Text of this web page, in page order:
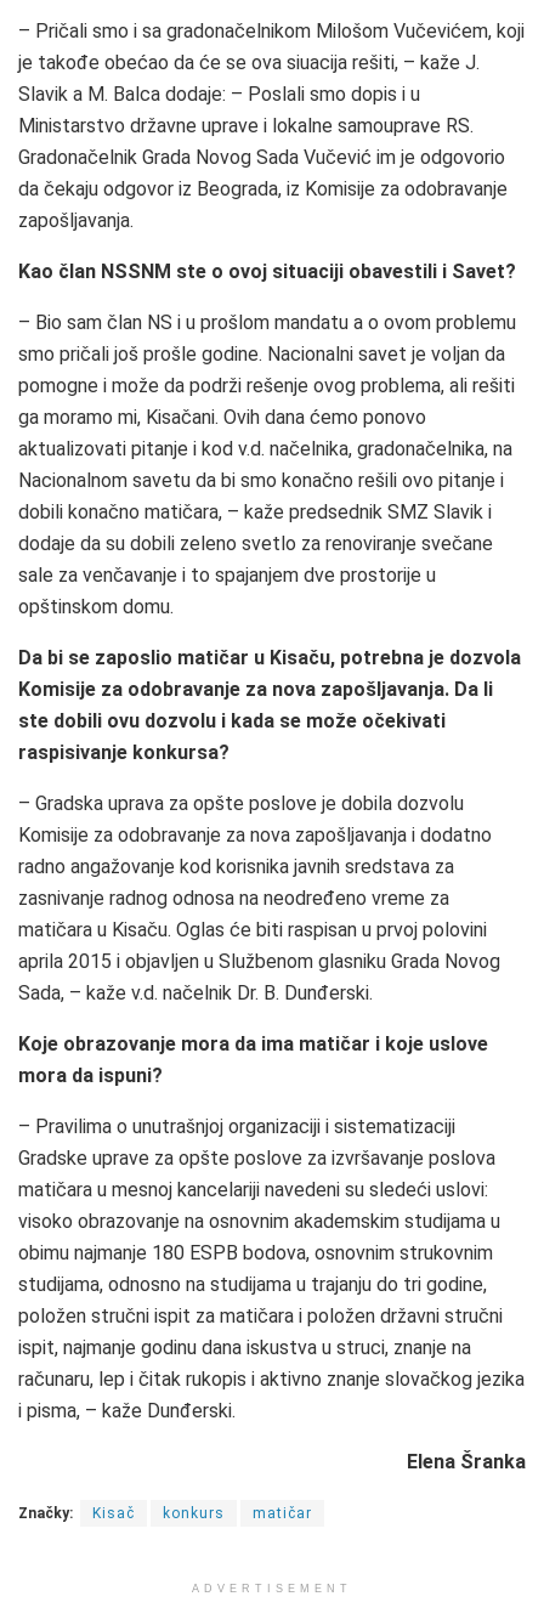
– Pričali smo i sa gradonačelnikom Milošom Vučevićem, koji
je takođe obećao da će se ova siuacija rešiti, – kaže J.
Slavik a M. Balca dodaje: – Poslali smo dopis i u
Ministarstvo državne uprave i lokalne samouprave RS.
Gradonačelnik Grada Novog Sada Vučević im je odgovorio
da čekaju odgovor iz Beograda, iz Komisije za odobravanje
zapošljavanja.
Kao član NSSNM ste o ovoj situaciji obavestili i Savet?
– Bio sam član NS i u prošlom mandatu a o ovom problemu
smo pričali još prošle godine. Nacionalni savet je voljan da
pomogne i može da podrži rešenje ovog problema, ali rešiti
ga moramo mi, Kisačani. Ovih dana ćemo ponovo
aktualizovati pitanje i kod v.d. načelnika, gradonačelnika, na
Nacionalnom savetu da bi smo konačno rešili ovo pitanje i
dobili konačno matičara, – kaže predsednik SMZ Slavik i
dodaje da su dobili zeleno svetlo za renoviranje svečane
sale za venčavanje i to spajanjem dve prostorije u
opštinskom domu.
Da bi se zaposlio matičar u Kisaču, potrebna je dozvola
Komisije za odobravanje za nova zapošljavanja. Da li
ste dobili ovu dozvolu i kada se može očekivati
raspisivanje konkursa?
– Gradska uprava za opšte poslove je dobila dozvolu
Komisije za odobravanje za nova zapošljavanja i dodatno
radno angažovanje kod korisnika javnih sredstava za
zasnivanje radnog odnosa na neodređeno vreme za
matičara u Kisaču. Oglas će biti raspisan u prvoj polovini
aprila 2015 i objavljen u Službenom glasniku Grada Novog
Sada, – kaže v.d. načelnik Dr. B. Dunđerski.
Koje obrazovanje mora da ima matičar i koje uslove
mora da ispuni?
– Pravilima o unutrašnjoj organizaciji i sistematizaciji
Gradske uprave za opšte poslove za izvršavanje poslova
matičara u mesnoj kancelariji navedeni su sledeći uslovi:
visoko obrazovanje na osnovnim akademskim studijama u
obimu najmanje 180 ESPB bodova, osnovnim strukovnim
studijama, odnosno na studijama u trajanju do tri godine,
položen stručni ispit za matičara i položen državni stručni
ispit, najmanje godinu dana iskustva u struci, znanje na
računaru, lep i čitak rukopis i aktivno znanje slovačkog jezika
i pisma, – kaže Dunđerski.
Elena Šranka
Značky: Kisač konkurs matičar
ADVERTISEMENT